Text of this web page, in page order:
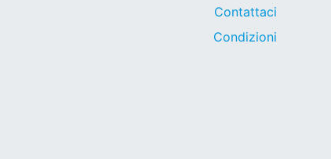
Contattaci
Condizioni